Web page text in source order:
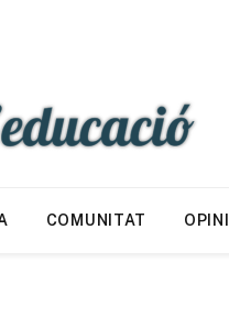
COMUNITAT